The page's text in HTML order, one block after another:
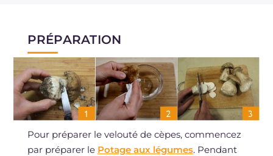
PRÉPARATION
Pour préparer le velouté de cèpes, commencez
par préparer le Potage aux légumes. Pendant